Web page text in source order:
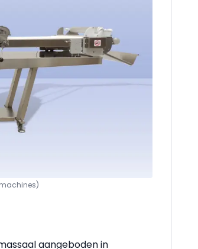
aangeboden in